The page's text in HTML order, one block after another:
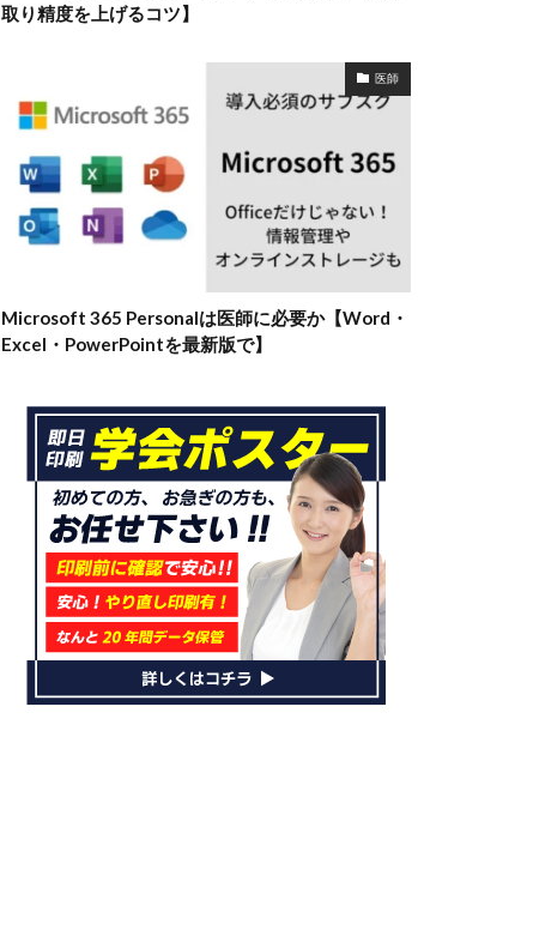
取り精度を上げるコツ】
医師
Microsoft 365 Personalは医師に必要か【Word・
Excel・PowerPointを最新版で】